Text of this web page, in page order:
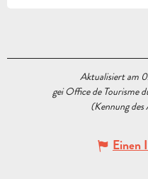
Aktualisiert am
gei Office de Tourisme
(Kennung des
Einen